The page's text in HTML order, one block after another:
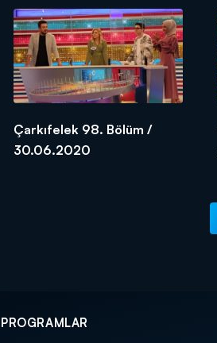
Çarkıfelek 98. Bölüm /
30.06.2020
PROGRAMLAR